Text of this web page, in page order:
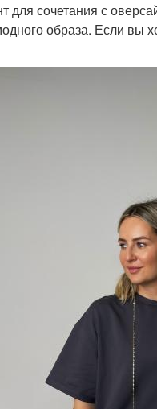
для сочетания с
образа. Если вы